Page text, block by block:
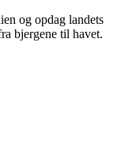
og opdag landets
bjergene til havet.